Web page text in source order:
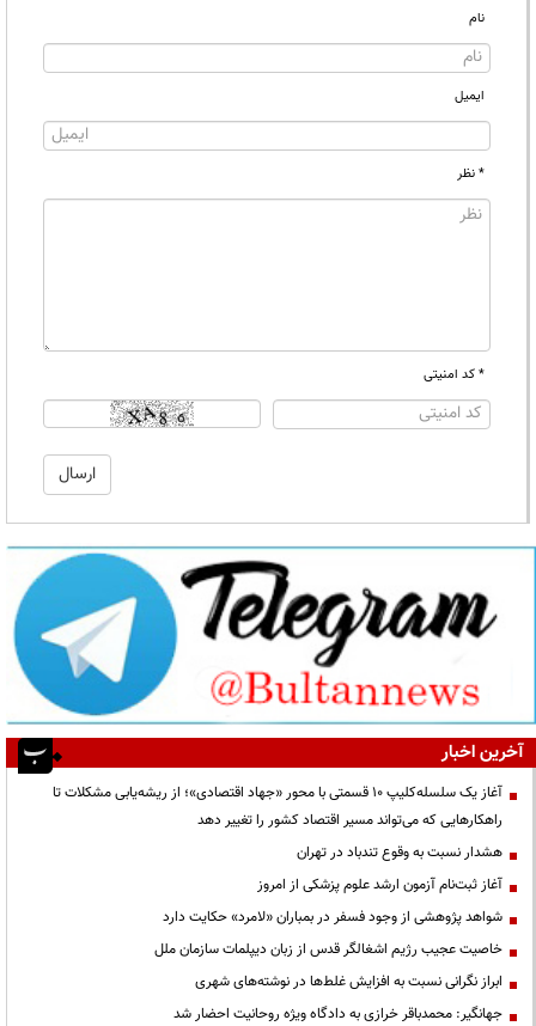
نام
ایمیل
* نظر
* کد امنیتی
آخرین اخبار
آغاز یک سلسله‌کلیپ ۱۰ قسمتی با محور «جهاد اقتصادی»؛ از ریشه‌یابی مشکلات تا
راهکارهایی که می‌تواند مسیر اقتصاد کشور را تغییر دهد
هشدار نسبت به وقوع تندباد در تهران
آغاز ثبت‌نام آزمون ارشد علوم پزشکی از امروز
شواهد پژوهشی از وجود فسفر در بمباران «لامرد» حکایت دارد
خاصیت عجیب رژیم اشغالگر قدس از زبان دیپلمات سازمان ملل
ابراز نگرانی نسبت به افزایش غلط‌ها در نوشته‌های شهری
جهانگیر: محمدباقر خرازی به دادگاه ویژه روحانیت احضار شد